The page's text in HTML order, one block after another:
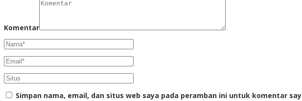
Komentar
Simpan nama, email, dan situs web saya pada peramban ini untuk komentar